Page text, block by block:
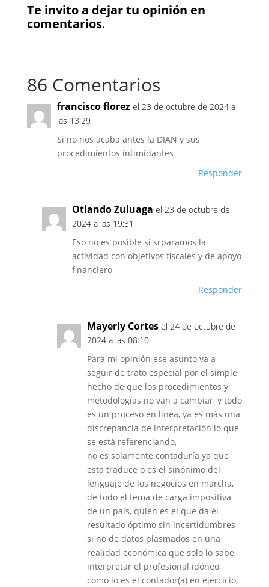
Te invito a dejar tu opinión en
comentarios.
86 Comentarios
francisco florez el 23 de octubre de 2024 a
las 13:29
Si no nos acaba antes la DIAN y sus
procedimientos intimidantes
Responder
Otlando Zuluaga el 23 de octubre de
2024 a las 19:31
Eso no es posible si srparamos la
actividad con objetivos fiscales y de apoyo
financiero
Responder
Mayerly Cortes el 24 de octubre de
2024 a las 08:10
Para mi opinión ese asunto va a
seguir de trato especial por el simple
hecho de que los procedimientos y
metodologías no van a cambiar, y todo
es un proceso en línea, ya es más una
discrepancia de interpretación lo que
se está referenciando,
no es solamente contaduría ya que
esta traduce o es el sinónimo del
lenguaje de los negocios en marcha,
de todo el tema de carga impositiva
de un país, quien es el que da el
resultado óptimo sin incertidumbres
si no de datos plasmados en una
realidad económica que solo lo sabe
interpretar el profesional idóneo,
como lo es el contador(a) en ejercicio,